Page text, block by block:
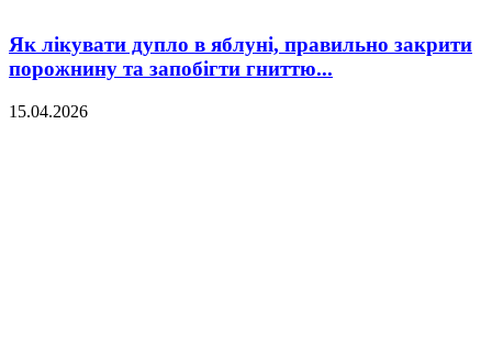
Як лікувати дупло в яблуні, правильно закрити
порожнину та запобігти гниттю...
15.04.2026